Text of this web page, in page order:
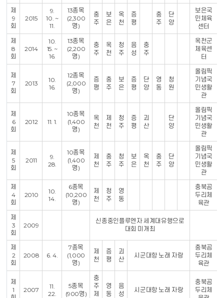
제
9
회
2015
9.
10. ~
11.
13종목
(2,300
명)
충
주
보
은
옥
천
증
평
충
주
단
양
보은국
민체육
센터
제
8
회
2014
10.
15. ~
16.
13종목
(2,200
명)
충
주
옥
천
청
주
음
성
충
주
옥천군
체육센
터
제
7
회
2013
10.
16.
12종목
(2,000
명)
증
평
충
주
보
은
증
평
단
양
영
동
청
원
올림픽
기념국
민생활
관
제
6
회
2012 11. 1.
10종목
(1,400
명)
옥
천
제
천
청
주
증
평
괴
산
단
양
올림픽
기념국
민생활
관
제
5
회
2011
9.
28.
10종목
(1,400
명)
제
천
충
주
청
주
보
은
옥
천
충
주
단
양
올림픽
기념국
민생활
관
제
4
회
2010
10.
14.
6종목
(10,200
명)
제
천
청
주
영
동
충북곰
두리체
육관
제
3
회
2009
신종중인플루엔자 세계대유행으로
대회 미개최
제
2
회
2008 6. 4.
7종목
(1,000
명)
제
천
증
평
괴
산
시군대항 노래 자랑
충북곰
두리체
육관
제
1
2007
11.
22.
5종목
(900명)
충
주
제
영
동
음
성
시군대항 노래 자랑
충북곰
두리체